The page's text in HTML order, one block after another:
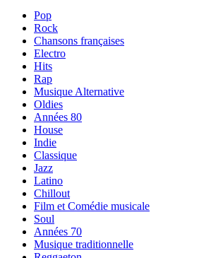
Pop
Rock
Chansons françaises
Electro
Hits
Rap
Musique Alternative
Oldies
Années 80
House
Indie
Classique
Jazz
Latino
Chillout
Film et Comédie musicale
Soul
Années 70
Musique traditionnelle